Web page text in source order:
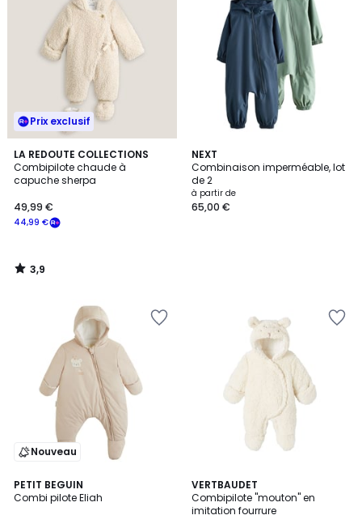
Prix exclusif
LA REDOUTE COLLECTIONS
Combipilote chaude à
capuche sherpa
44,99 €
49,99 €
3,9
/ 5
3,9
/
NEXT
Combinaison imperméable, lot
de 2
à partir de
65,00 €
Nouveau
PETIT BEGUIN
Combi pilote Eliah
VERTBAUDET
Combipilote "mouton" en
imitation fourrure